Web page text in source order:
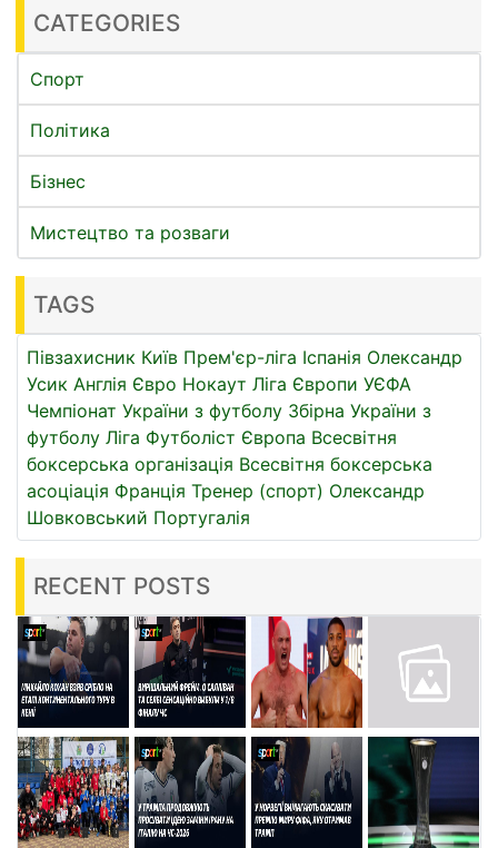
CATEGORIES
Спорт
Політика
Бізнес
Мистецтво та розваги
TAGS
Півзахисник Київ Прем'єр-ліга Іспанія Олександр
Усик Англія Євро Нокаут Ліга Європи УЄФА
Чемпіонат України з футболу Збірна України з
футболу Ліга Футболіст Європа Всесвітня
боксерська організація Всесвітня боксерська
асоціація Франція Тренер (спорт) Олександр
Шовковський Португалія
RECENT POSTS